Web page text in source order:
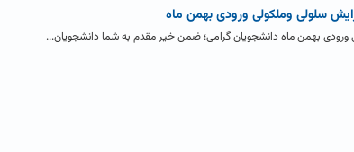
سلولی وملکولی ورودی بهمن ماه
بهمن ماه دانشجویان گرامی؛ ضمن خیر مقدم به شما دانشجویان...